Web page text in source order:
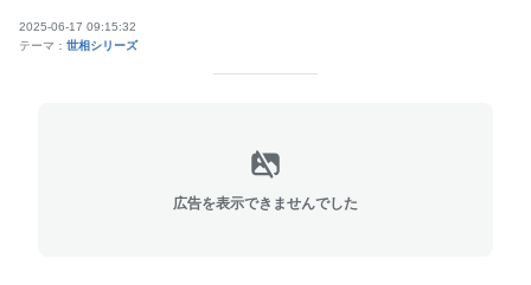
2025-06-17 09:15:32
テーマ： 世相シリーズ
広告を表示できませんでした